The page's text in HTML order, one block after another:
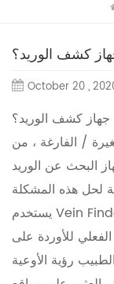
كشف الوريد؟
October 20 ,
كشف الوريد؟
/ الفارغة ، من
البحث عن الوريد
يستخدم Vein Finder ضوء الأشعة تحت الحمراء للكشف عن
للأوردة على
رؤية الأوعية